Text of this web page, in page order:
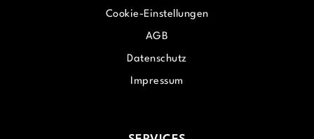
Cookie-Einstellungen
AGB
Datenschutz
Impressum